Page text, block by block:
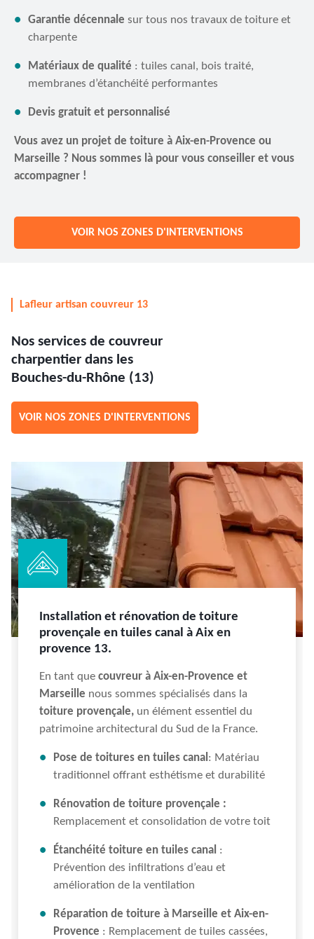
Garantie décennale sur tous nos travaux de toiture et
charpente
Matériaux de qualité : tuiles canal, bois traité,
membranes d’étanchéité performantes
Devis gratuit et personnalisé
Vous avez un projet de toiture à Aix-en-Provence ou
Marseille ? Nous sommes là pour vous conseiller et vous
accompagner !
VOIR NOS ZONES D'INTERVENTIONS
Lafleur artisan couvreur 13
Nos services de couvreur
charpentier dans les
Bouches-du-Rhône (13)
VOIR NOS ZONES D'INTERVENTIONS
Installation et rénovation de toiture
provençale en tuiles canal à Aix en
provence 13.
En tant que couvreur à Aix-en-Provence et
Marseille nous sommes spécialisés dans la
toiture provençale, un élément essentiel du
patrimoine architectural du Sud de la France.
Pose de toitures en tuiles canal : Matériau
traditionnel offrant esthétisme et durabilité
Rénovation de toiture provençale :
Remplacement et consolidation de votre toit
Étanchéité toiture en tuiles canal :
Prévention des infiltrations d’eau et
amélioration de la ventilation
Réparation de toiture à Marseille et Aix-en-
Provence : Remplacement de tuiles cassées,